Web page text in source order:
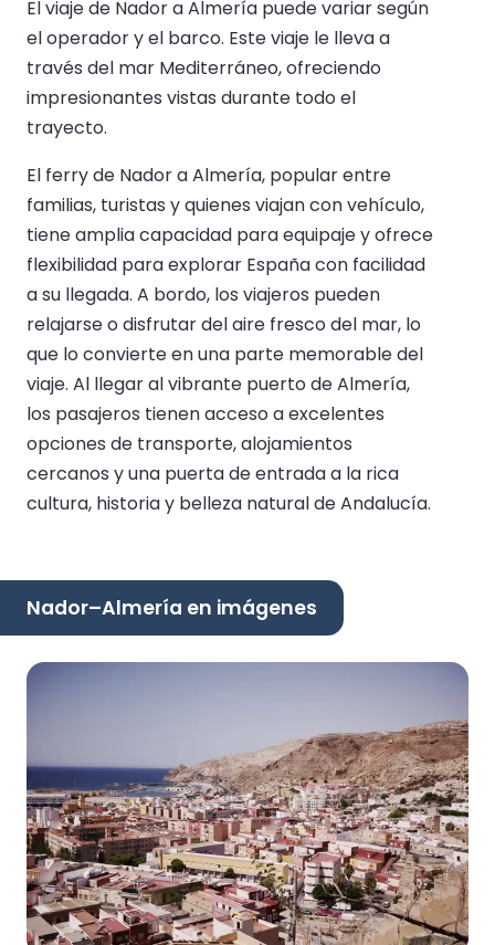
El viaje de Nador a Almería puede variar según
el operador y el barco. Este viaje le lleva a
través del mar Mediterráneo, ofreciendo
impresionantes vistas durante todo el
trayecto.
El ferry de Nador a Almería, popular entre
familias, turistas y quienes viajan con vehículo,
tiene amplia capacidad para equipaje y ofrece
flexibilidad para explorar España con facilidad
a su llegada. A bordo, los viajeros pueden
relajarse o disfrutar del aire fresco del mar, lo
que lo convierte en una parte memorable del
viaje. Al llegar al vibrante puerto de Almería,
los pasajeros tienen acceso a excelentes
opciones de transporte, alojamientos
cercanos y una puerta de entrada a la rica
cultura, historia y belleza natural de Andalucía.
Nador–Almería en imágenes